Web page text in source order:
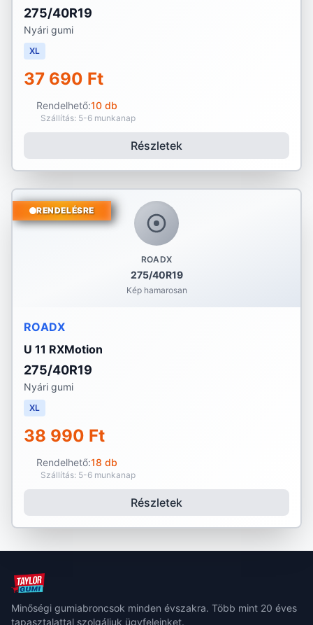
275/40R19
Nyári gumi
XL
37 690 Ft
Rendelhető:10 db
Szállítás: 5-6 munkanap
Részletek
ROADX
275/40R19
Kép hamarosan
RENDELÉSRE
ROADX
U 11 RXMotion
275/40R19
Nyári gumi
XL
38 990 Ft
Rendelhető:18 db
Szállítás: 5-6 munkanap
Részletek
Minőségi gumiabroncsok minden évszakra. Több mint 20 éves
tapasztalattal szolgáljuk ügyfeleinket.